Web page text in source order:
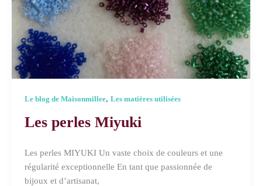
Le blog de Maisonmillee, Les matières utilisées
Les perles Miyuki
Les perles MIYUKI Un vaste choix de couleurs et une
régularité exceptionnelle En tant que passionnée de
bijoux et d’artisanat,